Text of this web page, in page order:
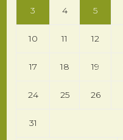
3 4 5
10 11 12
17 18 19
24 25 26
31